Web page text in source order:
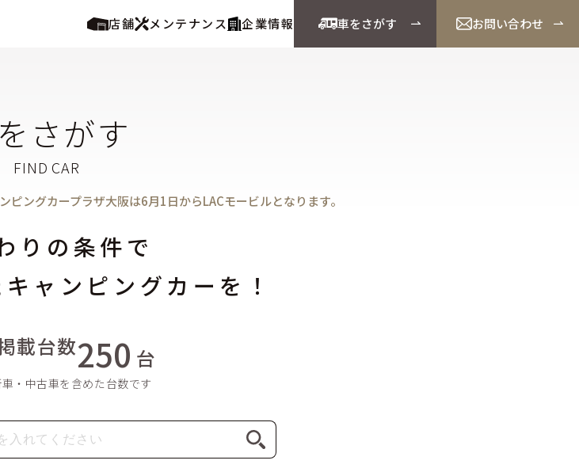
店舗 メンテナンス 企業情報 車をさがす お問い合わせ
さがす
ングカープラザ大阪は6月1日からLACモービルとなります。
りの条件で
ャンピングカーを！
載台数250 台
・中古車を含めた台数です